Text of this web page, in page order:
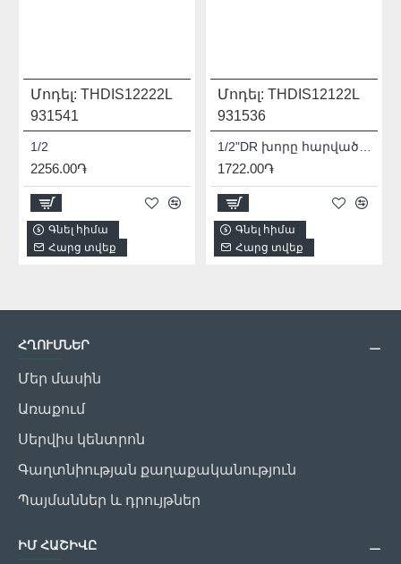
Մոդել: THDIS12222L
931541
1/2
2256.00֏
Գնել հիմա
Հարց տվեք
Մոդել: THDIS12122L
931536
1722.00֏
Գնել հիմա
Հարց տվեք
ՀՂՈՒՄՆԵՐ
Մեր մասին
Առաքում
Սերվիս կենտրոն
Գաղտնիության քաղաքականություն
Պայմաններ և դրույթներ
ԻՄ ՀԱՇԻՎԸ